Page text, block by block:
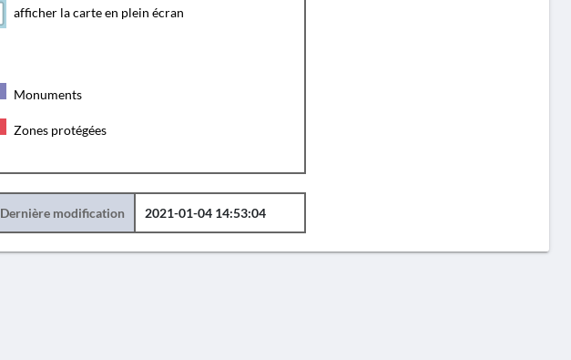
afficher la carte en plein écran
Monuments
Zones protégées
Dernière modification 2021-01-04 14:53:04